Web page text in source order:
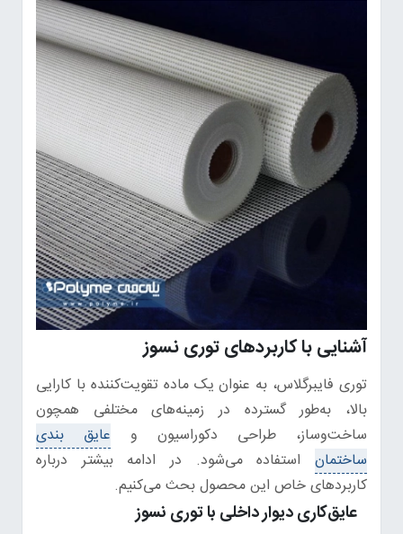
آشنایی با کاربردهای توری نسوز
توری فایبرگلاس، به عنوان یک ماده تقویت‌کننده با کارایی
بالا، به‌طور گسترده در زمینه‌های مختلفی همچون
ساخت‌وساز، طراحی دکوراسیون و عایق بندی
ساختمان استفاده می‌شود. در ادامه بیشتر درباره
کاربردهای خاص این محصول بحث می‌کنیم.
عایق‌کاری دیوار داخلی با توری نسوز